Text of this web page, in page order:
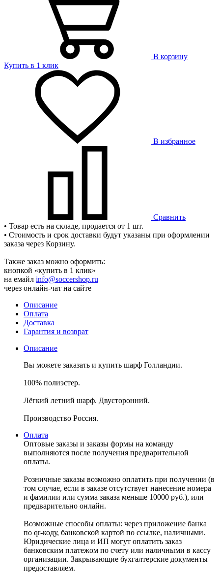
В корзину
Купить в 1 клик
В избранное
Сравнить
• Товар есть на складе, продается от 1 шт.
• Стоимость и срок доставки будут указаны при оформлении
заказа через Корзину.
Также заказ можно оформить:
кнопкой «купить в 1 клик»
на емайл info@soccershop.ru
через онлайн-чат на сайте
Описание
Оплата
Доставка
Гарантия и возврат
Описание
Вы можете заказать и купить шарф Голландии.
100% полиэстер.
Лёгкий летний шарф. Двусторонний.
Производство Россия.
Оплата
Оптовые заказы и заказы формы на команду
выполняются после получения предварительной
оплаты.
Розничные заказы возможно оплатить при получении (в
том случае, если в заказе отсутствует нанесение номера
и фамилии или сумма заказа меньше 10000 руб.), или
предварительно онлайн.
Возможные способы оплаты: через приложение банка
по qr-коду, банковской картой по ссылке, наличными.
Юридические лица и ИП могут оплатить заказ
банковским платежом по счету или наличными в кассу
организации. Закрывающие бухгалтерские документы
предоставляем.